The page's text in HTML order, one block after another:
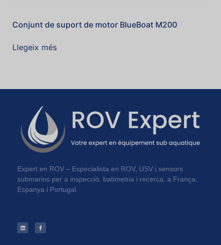
Conjunt de suport de motor BlueBoat M200
Llegeix més
Expert en ROV – Especialista en ROV, USV i sensors
submarins per a inspecció, batimetria i recerca, a França,
Espanya i Portugal.